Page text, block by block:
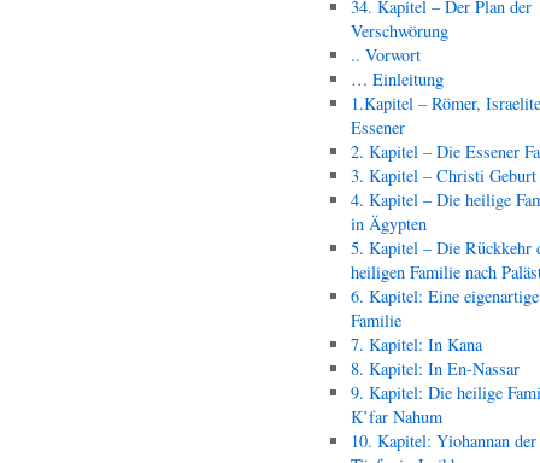
34. Kapitel – Der Plan der
Verschwörung
.. Vorwort
… Einleitung
1.Kapitel – Römer,
Essener
2. Kapitel – Die Essener
3. Kapitel – Christi Geburt
4. Kapitel – Die heilige
in Ägypten
5. Kapitel – Die Rückkehr
heiligen Familie nach
6. Kapitel: Eine eigenartige
Familie
7. Kapitel: In Kana
8. Kapitel: In En-Nassar
9. Kapitel: Die heilige
K’far Nahum
10. Kapitel: Yiohannan der